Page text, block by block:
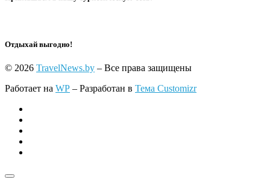
Отдыхай выгодно!
© 2026 TravelNews.by – Все права защищены
Работает на WP – Разработан в Тема Customizr